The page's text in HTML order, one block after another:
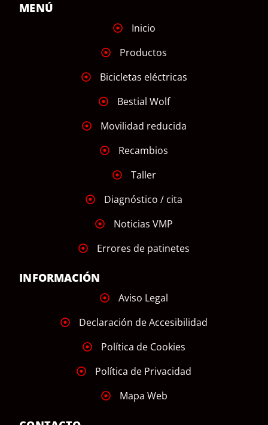
MENÚ
Inicio
Productos
Bicicletas eléctricas
Bestial Wolf
Movilidad reducida
Recambios
Taller
Diagnóstico / cita
Noticias VMP
Errores de patinetes
INFORMACIÓN
Aviso Legal
Declaración de Accesibilidad
Política de Cookies
Política de Privacidad
Mapa Web